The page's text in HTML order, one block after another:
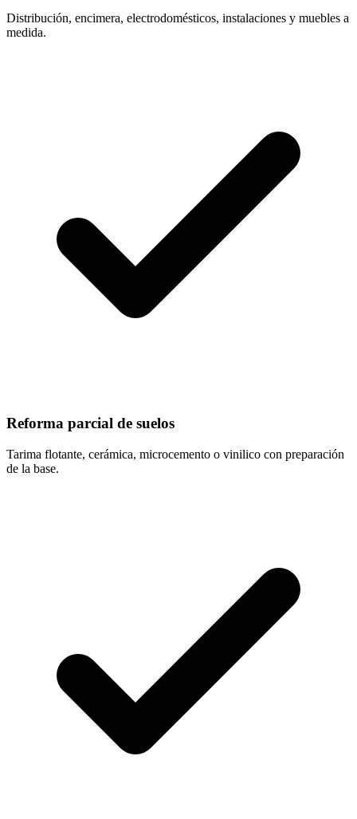
Distribución, encimera, electrodomésticos, instalaciones y muebles a
medida.
Reforma parcial de suelos
Tarima flotante, cerámica, microcemento o vinilico con preparación
de la base.